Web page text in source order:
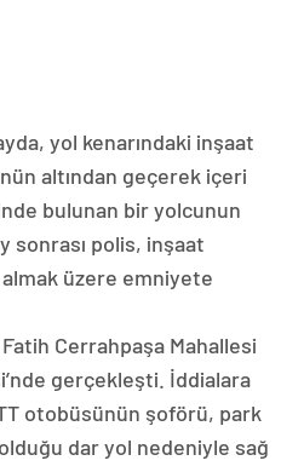
yol kenarındaki inşaat
altından geçerek içeri
bulunan bir yolcunun
sonrası polis, inşaat
üzere emniyete
Cerrahpaşa Mahallesi
gerçekleşti. İddialara
otobüsünün şoförü, park
dar yol nedeniyle sağ